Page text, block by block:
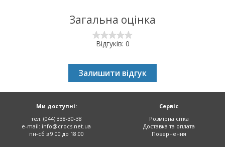
Загальна оцінка
Відгуків: 0
Залишити відгук
Сервіс
Розмірна сітка
Доставка та оплата
Повернення
Ми доступні:
тел. (044) 338-30-38
e-mail: info@crocs.net.ua
пн-сб з 9:00 до 18:00